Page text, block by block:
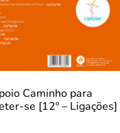
Caminho para
se [12º – Ligações]